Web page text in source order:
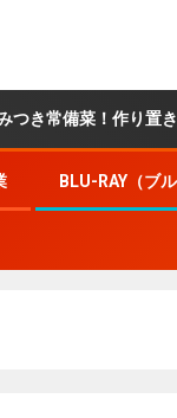
備菜！作り置きレシピ
BLU-RAY（ブ